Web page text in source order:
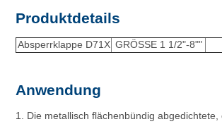
Produktdetails
Absperrklappe D71X GRÖSSE 1 1/2"-8""
Anwendung
1. Die metallisch flächenbündig abgedichtete,